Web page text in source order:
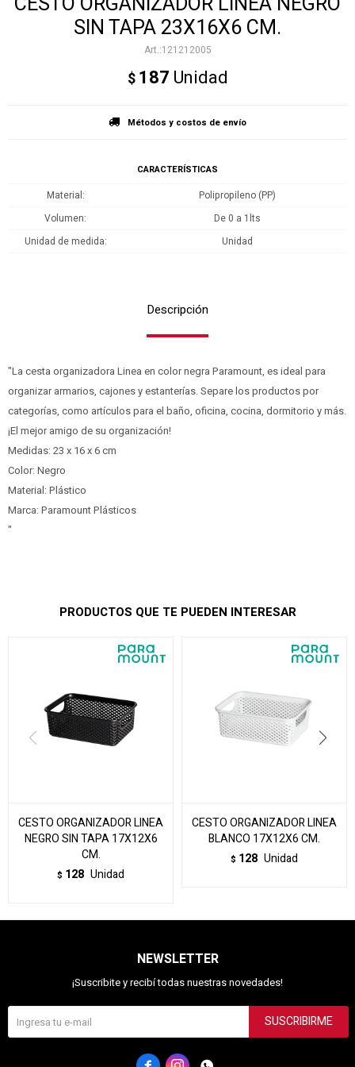
SIN TAPA 23X16X6 CM.
121212005
$ 187 Unidad
Métodos y costos de envío
CARACTERÍSTICAS
Material
Polipropileno (PP)
Volumen
De 0 a 1lts
Unidad de medida
Unidad
Descripción
"La cesta organizadora Linea en color negra Paramount, es ideal para
organizar armarios, cajones y estanterías. Separe los productos por
categorías, como artículos para el baño, oficina, cocina, dormitorio y más.
¡El mejor amigo de su organización!
Medidas: 23 x 16 x 6 cm
Color: Negro
Material: Plástico
Marca: Paramount Plásticos
"
PRODUCTOS QUE TE PUEDEN INTERESAR
CESTO ORGANIZADOR LINEA
NEGRO SIN TAPA 17X12X6
CM.
$ 128 Unidad
CESTO ORGANIZADOR LINEA
BLANCO 17X12X6 CM.
$ 128 Unidad
NEWSLETTER
¡Suscribite y recibí todas nuestras novedades!
SUSCRIBIRME